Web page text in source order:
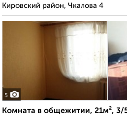
Кировский район, Чкалова 4
5
Комната в общежитии, 21м², 3/